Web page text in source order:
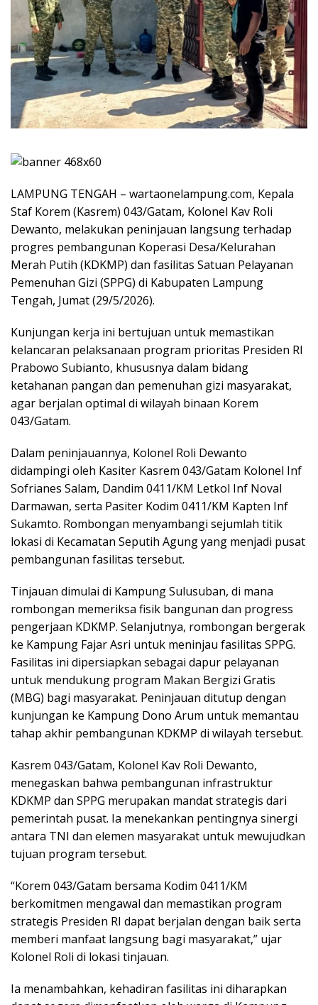
LAMPUNG TENGAH – wartaonelampung.com, Kepala
Staf Korem (Kasrem) 043/Gatam, Kolonel Kav Roli
Dewanto, melakukan peninjauan langsung terhadap
progres pembangunan Koperasi Desa/Kelurahan
Merah Putih (KDKMP) dan fasilitas Satuan Pelayanan
Pemenuhan Gizi (SPPG) di Kabupaten Lampung
Tengah, Jumat (29/5/2026).
Kunjungan kerja ini bertujuan untuk memastikan
kelancaran pelaksanaan program prioritas Presiden RI
Prabowo Subianto, khususnya dalam bidang
ketahanan pangan dan pemenuhan gizi masyarakat,
agar berjalan optimal di wilayah binaan Korem
043/Gatam.
Dalam peninjauannya, Kolonel Roli Dewanto
didampingi oleh Kasiter Kasrem 043/Gatam Kolonel Inf
Sofrianes Salam, Dandim 0411/KM Letkol Inf Noval
Darmawan, serta Pasiter Kodim 0411/KM Kapten Inf
Sukamto. Rombongan menyambangi sejumlah titik
lokasi di Kecamatan Seputih Agung yang menjadi pusat
pembangunan fasilitas tersebut.
Tinjauan dimulai di Kampung Sulusuban, di mana
rombongan memeriksa fisik bangunan dan progress
pengerjaan KDKMP. Selanjutnya, rombongan bergerak
ke Kampung Fajar Asri untuk meninjau fasilitas SPPG.
Fasilitas ini dipersiapkan sebagai dapur pelayanan
untuk mendukung program Makan Bergizi Gratis
(MBG) bagi masyarakat. Peninjauan ditutup dengan
kunjungan ke Kampung Dono Arum untuk memantau
tahap akhir pembangunan KDKMP di wilayah tersebut.
Kasrem 043/Gatam, Kolonel Kav Roli Dewanto,
menegaskan bahwa pembangunan infrastruktur
KDKMP dan SPPG merupakan mandat strategis dari
pemerintah pusat. Ia menekankan pentingnya sinergi
antara TNI dan elemen masyarakat untuk mewujudkan
tujuan program tersebut.
“Korem 043/Gatam bersama Kodim 0411/KM
berkomitmen mengawal dan memastikan program
strategis Presiden RI dapat berjalan dengan baik serta
memberi manfaat langsung bagi masyarakat,” ujar
Kolonel Roli di lokasi tinjauan.
Ia menambahkan, kehadiran fasilitas ini diharapkan